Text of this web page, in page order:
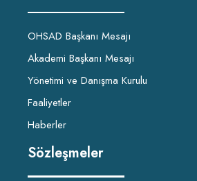
OHSAD Başkanı Mesajı
Akademi Başkanı Mesajı
Yönetimi ve Danışma Kurulu
Faaliyetler
Haberler
Sözleşmeler